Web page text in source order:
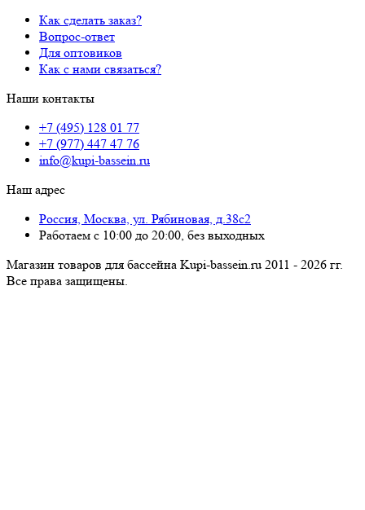
Как сделать заказ?
Вопрос-ответ
Для оптовиков
Как с нами связаться?
Наши контакты
+7 (495) 128 01 77
+7 (977) 447 47 76
info@kupi-bassein.ru
Наш адрес
Россия, Москва, ул. Рябиновая, д.38с2
Работаем с 10:00 до 20:00, без выходных
Магазин товаров для бассейна Kupi-bassein.ru 2011 - 2026 гг.
Все пра­ва за­щи­ще­ны.